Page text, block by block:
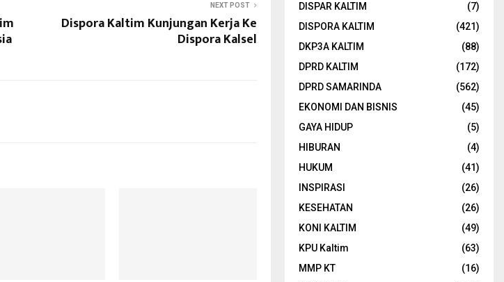
NEXT POST
Dispora Kaltim Kunjungan Kerja Ke
Dispora Kalsel
DISPAR KALTIM
(7)
DISPORA KALTIM
(421)
DKP3A KALTIM
(88)
DPRD KALTIM
(172)
DPRD SAMARINDA
(562)
EKONOMI DAN BISNIS
(45)
GAYA HIDUP
(5)
HIBURAN
(4)
HUKUM
(41)
INSPIRASI
(26)
KESEHATAN
(26)
KONI KALTIM
(49)
KPU Kaltim
(63)
MMP KT
(16)